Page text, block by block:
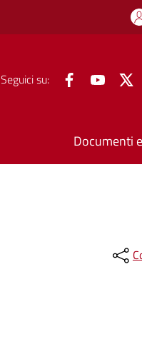
Seguici su: FacebookYouTube
Documenti